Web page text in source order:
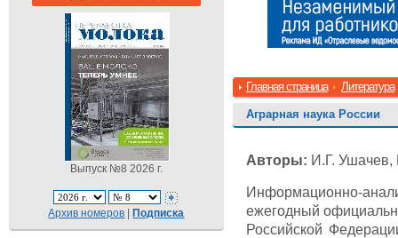
Выпуск №8 2026 г.
Архив номеров |Подписка
Главная страница Литература
Аграрная наука России
Авторы: И.Г. Ушачев,
Информационно-
ежегодный
Российской